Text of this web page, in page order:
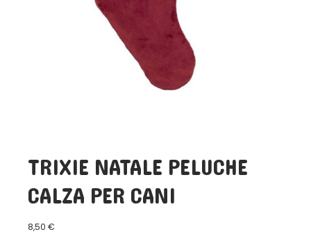
TRIXIE NATALE PELUCHE
CALZA PER CANI
8,50 €